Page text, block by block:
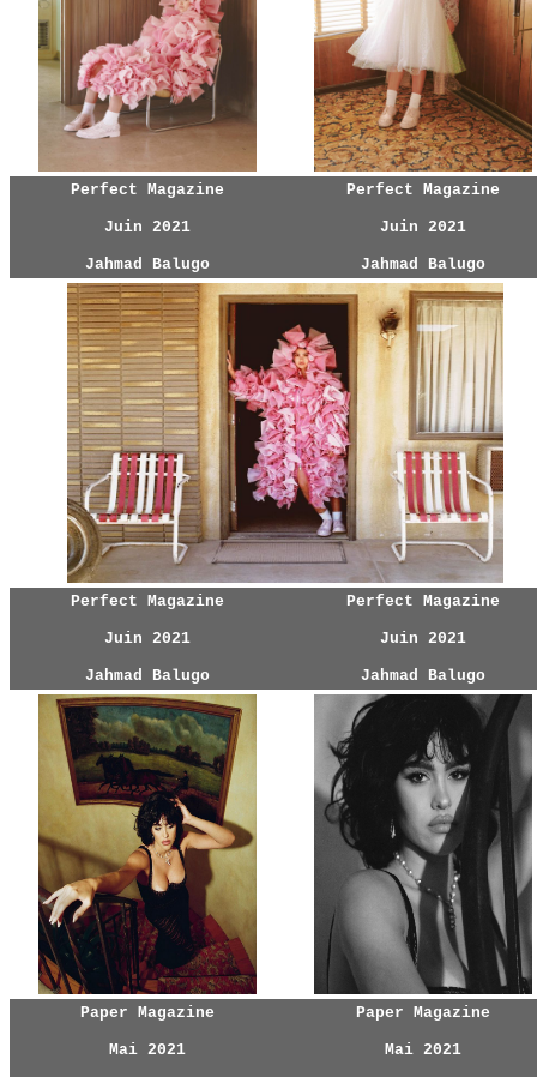
Perfect Magazine
Juin 2021
Jahmad Balugo
Perfect Magazine
Juin 2021
Jahmad Balugo
Perfect Magazine
Juin 2021
Jahmad Balugo
Perfect Magazine
Juin 2021
Jahmad Balugo
Paper Magazine
Mai 2021
Paper Magazine
Mai 2021